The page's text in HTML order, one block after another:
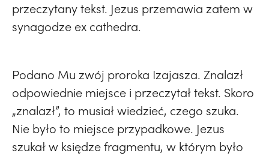
przeczytany tekst. Jezus przemawia zatem w
synagodze ex cathedra.
Podano Mu zwój proroka Izajasza. Znalazł
odpowiednie miejsce i przeczytał tekst. Skoro
„znalazł”, to musiał wiedzieć, czego szuka.
Nie było to miejsce przypadkowe. Jezus
szukał w księdze fragmentu, w którym było